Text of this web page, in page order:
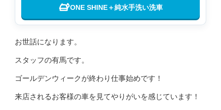
ONE SHINE＋純水手洗い洗車
お世話になります。
スタッフの有馬です。
ゴールデンウィークが終わり仕事始めです！
‎来店されるお客様の車を見てやりがいを感じています！